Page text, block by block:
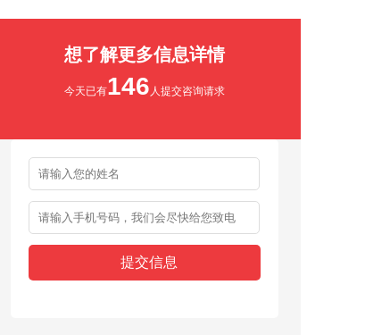
想了解更多信息详情
今天已有146 人提交咨询请求